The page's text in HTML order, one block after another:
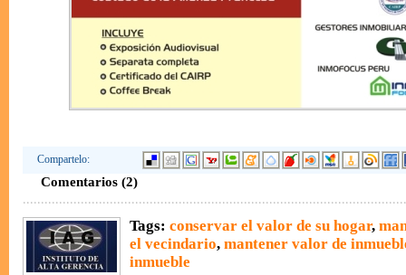
Compartelo:
Comentarios (2)
Tags: conservar el valor de su hogar,
el vecindario, mantener valor de
inmueble